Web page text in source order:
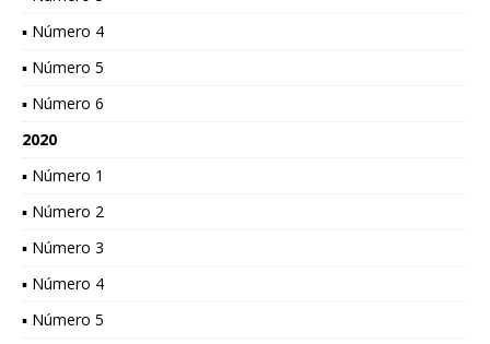
▪ Número 4
▪ Número 5
▪ Número 6
2020
▪ Número 1
▪ Número 2
▪ Número 3
▪ Número 4
▪ Número 5